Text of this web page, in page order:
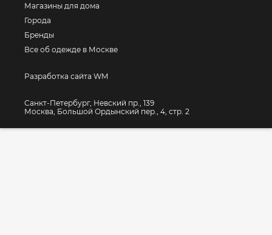
Магазины для дома
Города
Бренды
Все об одежде в Москве
Разработка сайта WM
Санкт-Петербург, Невский пр., 139
Москва, Большой Ордынский пер., 4, стр. 2